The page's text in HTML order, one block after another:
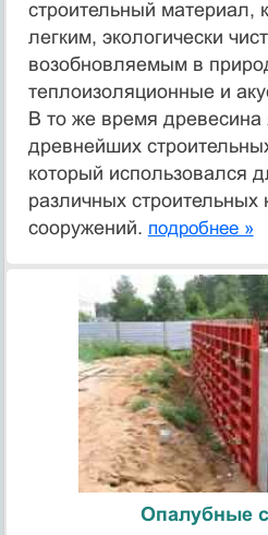
строительный материал,
легким, экологически
возобновляемым в
теплоизоляционные и
В то же время древесина
древнейших
который использовался
различных строительных
сооружений. подробнее »
Опалубные